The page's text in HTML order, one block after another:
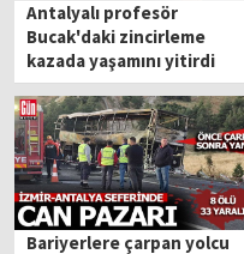
Antalyalı profesör
Bucak'daki zincirleme
kazada yaşamını yitirdi
Bariyerlere çarpan yolcu